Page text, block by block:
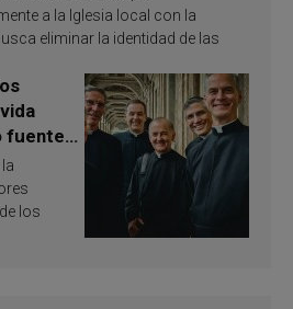
a la Iglesia local con la
eliminar la identidad de las
fuente
los